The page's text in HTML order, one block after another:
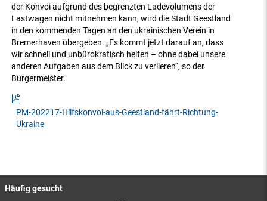
der Konvoi aufgrund des begrenzten Ladevolumens der
Lastwagen nicht mitnehmen kann, wird die Stadt Geestland
in den kommenden Tagen an den ukrainischen Verein in
Bremerhaven übergeben. „Es kommt jetzt darauf an, dass
wir schnell und unbürokratisch helfen – ohne dabei unsere
anderen Aufgaben aus dem Blick zu verlieren“, so der
Bürgermeister.
PM-202217-Hilfskonvoi-aus-Geestland-fährt-Richtung-
Ukraine
Häufig gesucht